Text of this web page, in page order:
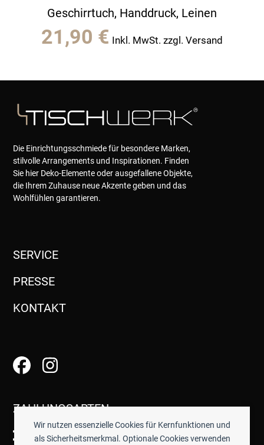
Wir nutzen essenzielle Cookies für Kernfunktionen und
als Sicherheitsmerkmal. Optionale Cookies verwenden
Geschirrtuch, Handdruck, Leinen
21,90 € Inkl. MwSt. zzgl. Versand
Die Einrichtungsschmiede für besondere Marken,
stilvolle Arrangements und Inspirationen. Finden
Sie hier Deko-Elemente oder ausgefallene Objekte,
die Ihrem Zuhause neue Akzente geben und das
Wohlfühlen garantieren.
SERVICE
PRESSE
KONTAKT
ZAHLUNGSARTEN